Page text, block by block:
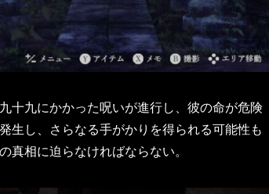
十九にかかった呪いが進行し、彼の命が危険
生し、さらなる手がかりを得られる可能性も
真相に迫らなければならない。